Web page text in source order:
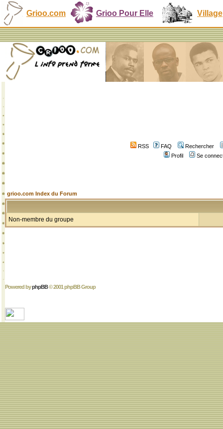
Grioo.com Grioo Pour Elle Village
RSS FAQ
Rechercher
Profil
Se
grioo.com Index du Forum
Non-membre du groupe
Powered byphpBB© 2001 phpBB Group